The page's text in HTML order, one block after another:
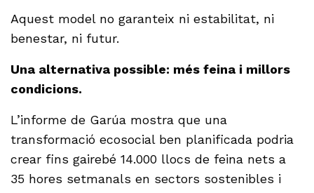
Aquest model no garanteix ni estabilitat, ni
benestar, ni futur.
Una alternativa possible: més feina i millors
condicions.
L’informe de Garúa mostra que una
transformació ecosocial ben planificada podria
crear fins gairebé 14.000 llocs de feina nets a
35 hores setmanals en sectors sostenibles i